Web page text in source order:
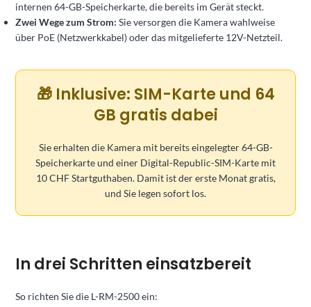
internen 64-GB-Speicherkarte, die bereits im Gerät steckt.
Zwei Wege zum Strom: Sie versorgen die Kamera wahlweise
über PoE (Netzwerkkabel) oder das mitgelieferte 12V-Netzteil.
🎁 Inklusive: SIM-Karte und 64
GB gratis dabei
Sie erhalten die Kamera mit bereits eingelegter 64-GB-
Speicherkarte und einer Digital-Republic-SIM-Karte mit
10 CHF Startguthaben. Damit ist der erste Monat gratis,
und Sie legen sofort los.
In drei Schritten einsatzbereit
So richten Sie die L-RM-2500 ein: